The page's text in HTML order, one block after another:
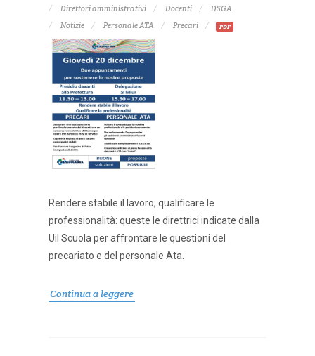
Direttori amministrativi
Docenti
DSGA
Notizie
Personale ATA Precari PDF
Rendere stabile il lavoro, qualificare le
professionalità: queste le direttrici indicate dalla
Uil Scuola per affrontare le questioni del
precariato e del personale Ata.
Continua a leggere